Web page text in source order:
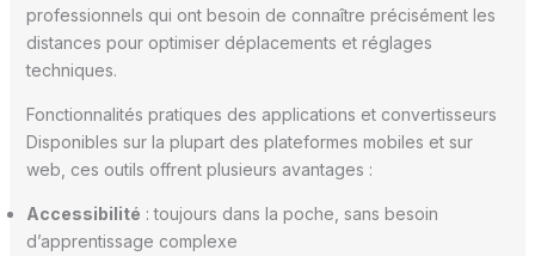
professionnels qui ont besoin de connaître précisément les
distances pour optimiser déplacements et réglages
techniques.
Fonctionnalités pratiques des applications et convertisseurs
Disponibles sur la plupart des plateformes mobiles et sur
web, ces outils offrent plusieurs avantages :
Accessibilité : toujours dans la poche, sans besoin
d’apprentissage complexe